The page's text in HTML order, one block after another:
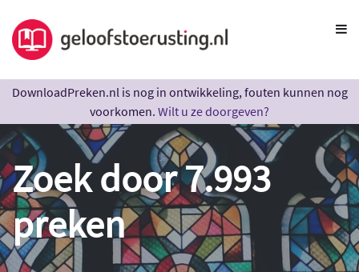
DownloadPreken.nl is nog in ontwikkeling, fouten kunnen nog
voorkomen. Wilt u ze doorgeven?
Zoek door 7.993
preken